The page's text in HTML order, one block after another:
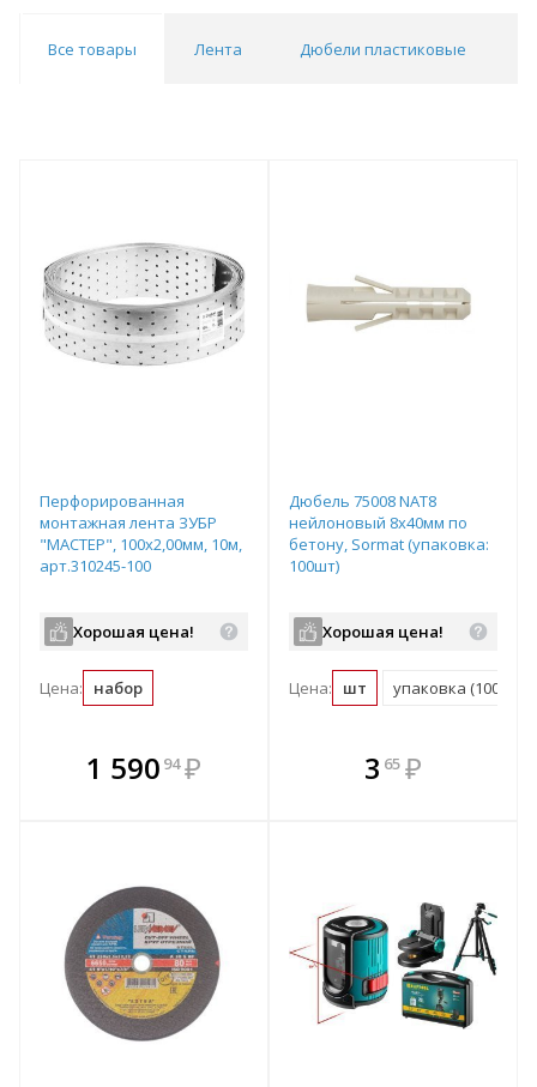
Все товары Лента Дюбели пластиковые
Перфорированная
монтажная лента ЗУБР
"МАСТЕР", 100х2,00мм, 10м,
арт.310245-100
Хорошая цена!
Цена: набор
1 590 94 ₽
В комплекте
всегда выгоднее!
Дюбель 75008 NAT8
нейлоновый 8х40мм по
бетону, Sormat (упаковка:
100шт)
Хорошая цена!
Цена: шт упаковка (100 шт)
В комплекте
всегда выгоднее!
3 65 ₽